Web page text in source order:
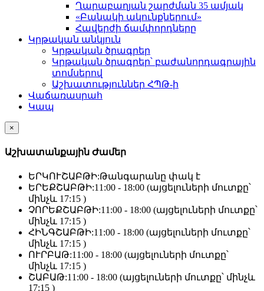
Ղարաբաղյան շարժման 35 ամյակ
«Բանակի ակունքներում»
Հավերժի ճամփորդները
Կրթական անկյուն
Կրթական ծրագրեր
Կրթական ծրագրեր՝ բաժանորդագրային
տոմսերով
Աշխատություններ ՀՊԹ-ի
Վաճառասրահ
Կապ
×
Աշխատանքային Ժամեր
ԵՐԿՈՒՇԱԲԹԻ:Թանգարանը փակ է
ԵՐԵՔՇԱԲԹԻ:11:00 - 18:00 (այցելուների մուտքը՝
մինչև 17:15 )
ՉՈՐԵՔՇԱԲԹԻ:11:00 - 18:00 (այցելուների մուտքը՝
մինչև 17:15 )
ՀԻՆԳՇԱԲԹԻ:11:00 - 18:00 (այցելուների մուտքը՝
մինչև 17:15 )
ՈՒՐԲԱԹ:11:00 - 18:00 (այցելուների մուտքը՝
մինչև 17:15 )
ՇԱԲԱԹ:11:00 - 18:00 (այցելուների մուտքը՝ մինչև
17:15 )